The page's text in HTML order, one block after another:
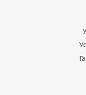
Brixton Design